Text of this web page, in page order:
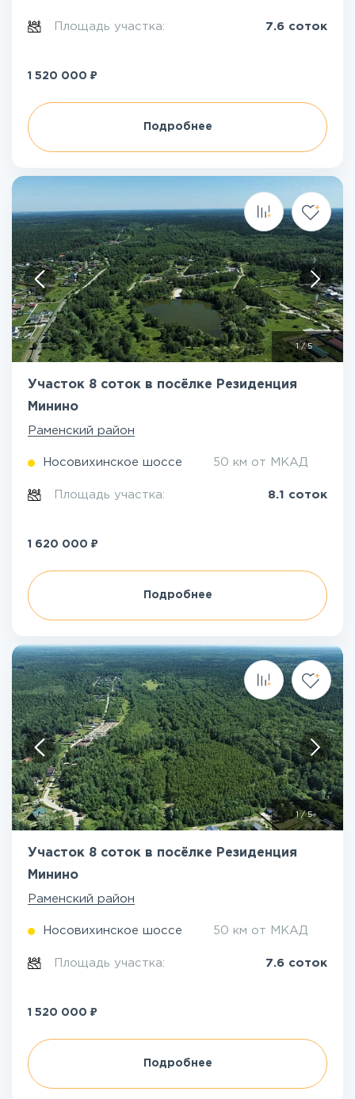
Площадь участка: 7.6 соток
1 520 000 ₽
Подробнее
1/5
Участок 8 соток в посёлке Резиденция
Минино
Раменский район
Носовихинское шоссе 50 км от МКАД
Площадь участка: 8.1 соток
1 620 000 ₽
Подробнее
1 /5
Участок 8 соток в посёлке Резиденция
Минино
Раменский район
Носовихинское шоссе 50 км от МКАД
Площадь участка: 7.6 соток
1 520 000 ₽
Подробнее